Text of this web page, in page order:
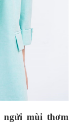
ngửi mùi thơm